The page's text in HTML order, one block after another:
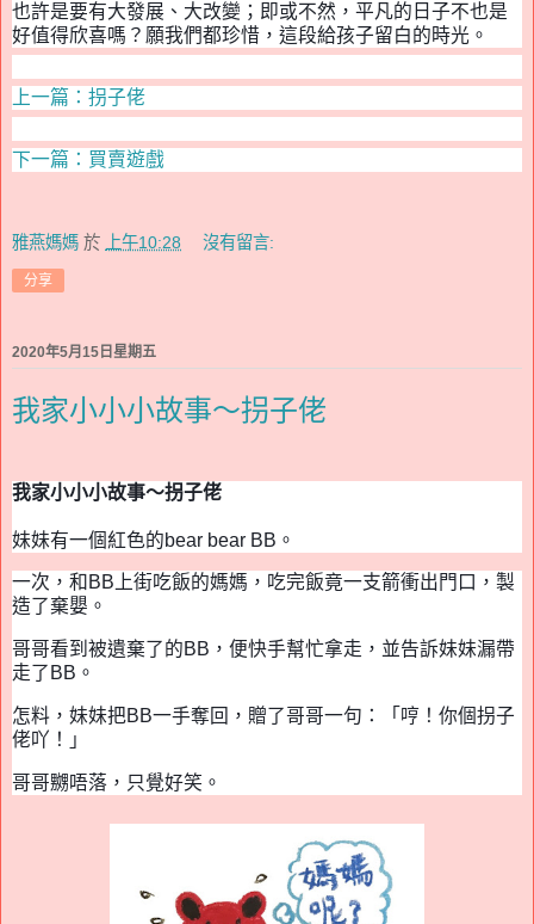
也許是要有大發展、大改變；即或不然， 平凡的日子不也是
好值得欣喜嗎 ？願我們都珍惜，這段給孩子留白的時光。
上一篇：拐子佬
下一篇：買賣遊戲
雅燕媽媽 於 上午10:28 沒有留言:
分享
2020年5月15日星期五
我家小小小故事～拐子佬
我家小小小故事～拐子佬
妹妹有一個紅色的bear bear BB 。
一次，和 BB 上街吃飯的媽媽，吃完飯竟一支箭衝出門口，製
造了棄嬰。
哥哥看到被遺棄了的BB ，便快手幫忙拿走，並告訴妹妹漏帶
走了 BB 。
怎料，妹妹把BB一手奪回，贈了哥哥一句：「哼！你個拐子
佬吖！」
哥哥嬲唔落，只覺好笑。